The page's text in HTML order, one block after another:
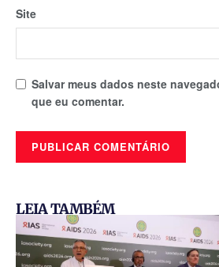
Site
Salvar meus dados neste
que eu comentar.
LEIA TAMBÉM